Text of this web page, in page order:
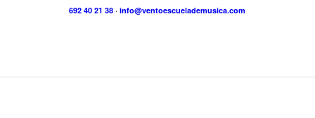
692 40 21 38 ·info@ventoescuelademusica.com